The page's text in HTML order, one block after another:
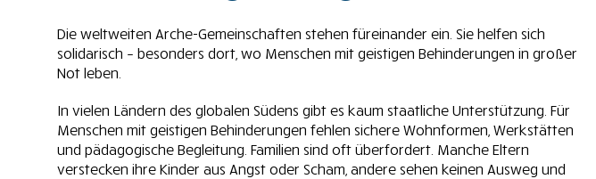
Die weltweiten Arche-Gemeinschaften stehen füreinander ein. Sie helfen sich
solidarisch – besonders dort, wo Menschen mit geistigen Behinderungen in großer
Not leben.
In vielen Ländern des globalen Südens gibt es kaum staatliche Unterstützung. Für
Menschen mit geistigen Behinderungen fehlen sichere Wohnformen, Werkstätten
und pädagogische Begleitung. Familien sind oft überfordert. Manche Eltern
verstecken ihre Kinder aus Angst oder Scham, andere sehen keinen Ausweg und